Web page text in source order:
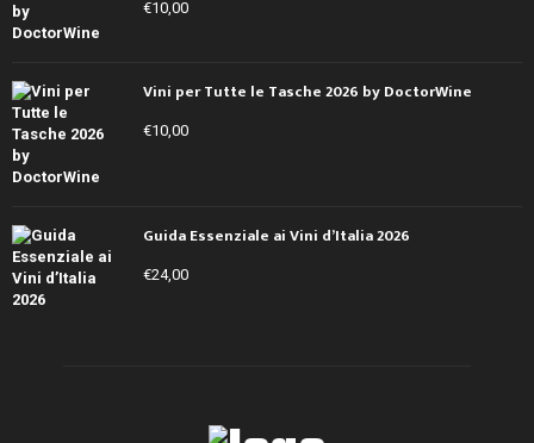
€10,00
Vini per Tutte le Tasche 2026 by DoctorWine
€10,00
Guida Essenziale ai Vini d’Italia 2026
€24,00